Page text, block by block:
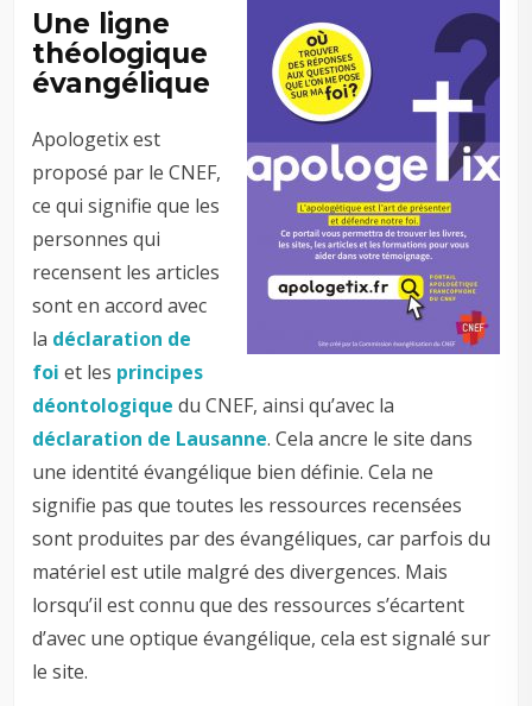
Une ligne
théologique
évangélique
Apologetix est
proposé par le CNEF,
ce qui signifie que les
personnes qui
recensent les articles
sont en accord avec
la déclaration de
foi et les principes
déontologique du CNEF, ainsi qu’avec la
déclaration de Lausanne. Cela ancre le site dans
une identité évangélique bien définie. Cela ne
signifie pas que toutes les ressources recensées
sont produites par des évangéliques, car parfois du
matériel est utile malgré des divergences. Mais
lorsqu’il est connu que des ressources s’écartent
d’avec une optique évangélique, cela est signalé sur
le site.